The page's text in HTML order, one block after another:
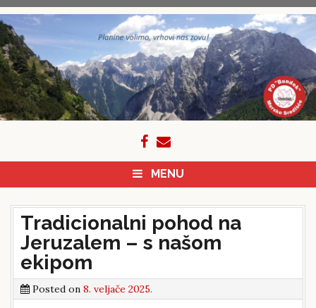
Skip
to
content
MENU
Tradicionalni pohod na
Jeruzalem – s našom
ekipom
Posted on 8. veljače 2025.